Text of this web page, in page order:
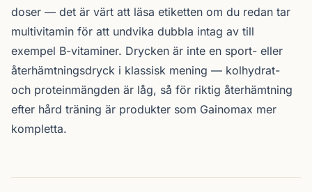
doser — det är värt att läsa etiketten om du redan tar
multivitamin för att undvika dubbla intag av till
exempel B-vitaminer. Drycken är inte en sport- eller
återhämtningsdryck i klassisk mening — kolhydrat-
och proteinmängden är låg, så för riktig återhämtning
efter hård träning är produkter som Gainomax mer
kompletta.